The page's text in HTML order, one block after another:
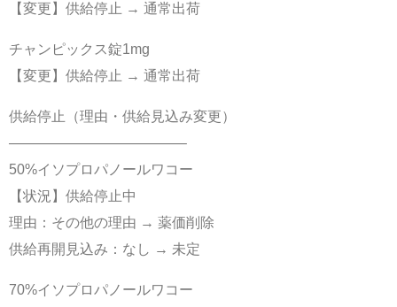
【変更】供給停止 → 通常出荷
チャンピックス錠1mg
【変更】供給停止 → 通常出荷
供給停止（理由・供給見込み変更）
————————————–
50%イソプロパノールワコー
【状況】供給停止中
理由：その他の理由 → 薬価削除
供給再開見込み：なし → 未定
70%イソプロパノールワコー